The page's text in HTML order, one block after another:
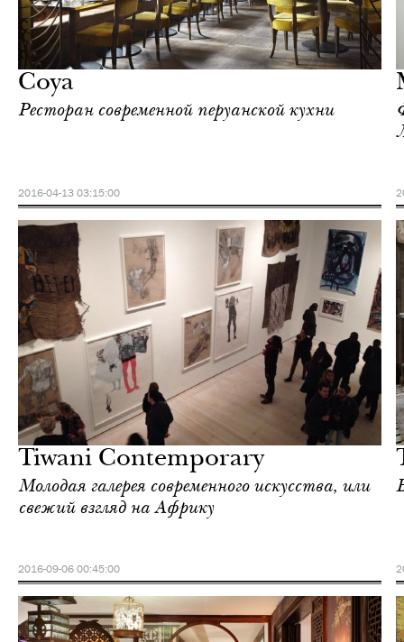
Coya
Ресторан современной перуанской кухни
2016-04-13 03:15:00
Tiwani Contemporary
Молодая галерея современного искусства, или
свежий взгляд на Африку
2016-09-06 00:45:00